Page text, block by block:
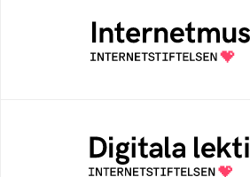
Ett digitalt museum som
av Internetstiftelsen
Öppen digital lärresurs med
för alla stadier i